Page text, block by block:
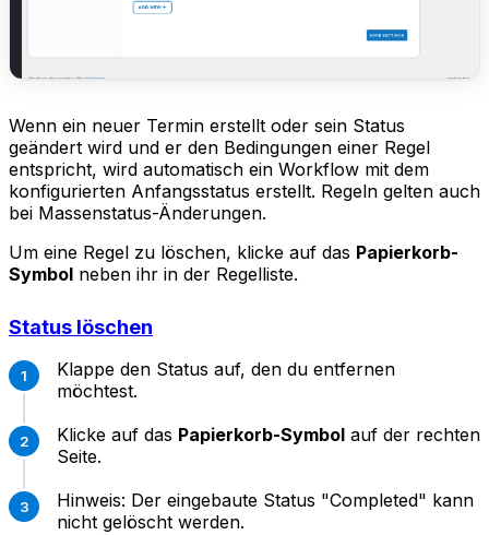
Wenn ein neuer Termin erstellt oder sein Status
geändert wird und er den Bedingungen einer Regel
entspricht, wird automatisch ein Workflow mit dem
konfigurierten Anfangsstatus erstellt. Regeln gelten auch
bei Massenstatus-Änderungen.
Um eine Regel zu löschen, klicke auf das Papierkorb-
Symbol neben ihr in der Regelliste.
Status löschen
Klappe den Status auf, den du entfernen
möchtest.
Klicke auf das Papierkorb-Symbol auf der rechten
Seite.
Hinweis: Der eingebaute Status "Completed" kann
nicht gelöscht werden.